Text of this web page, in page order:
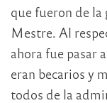
que fueron de la
Mestre. Al
ahora fue pasar
eran becarios y
todos de la